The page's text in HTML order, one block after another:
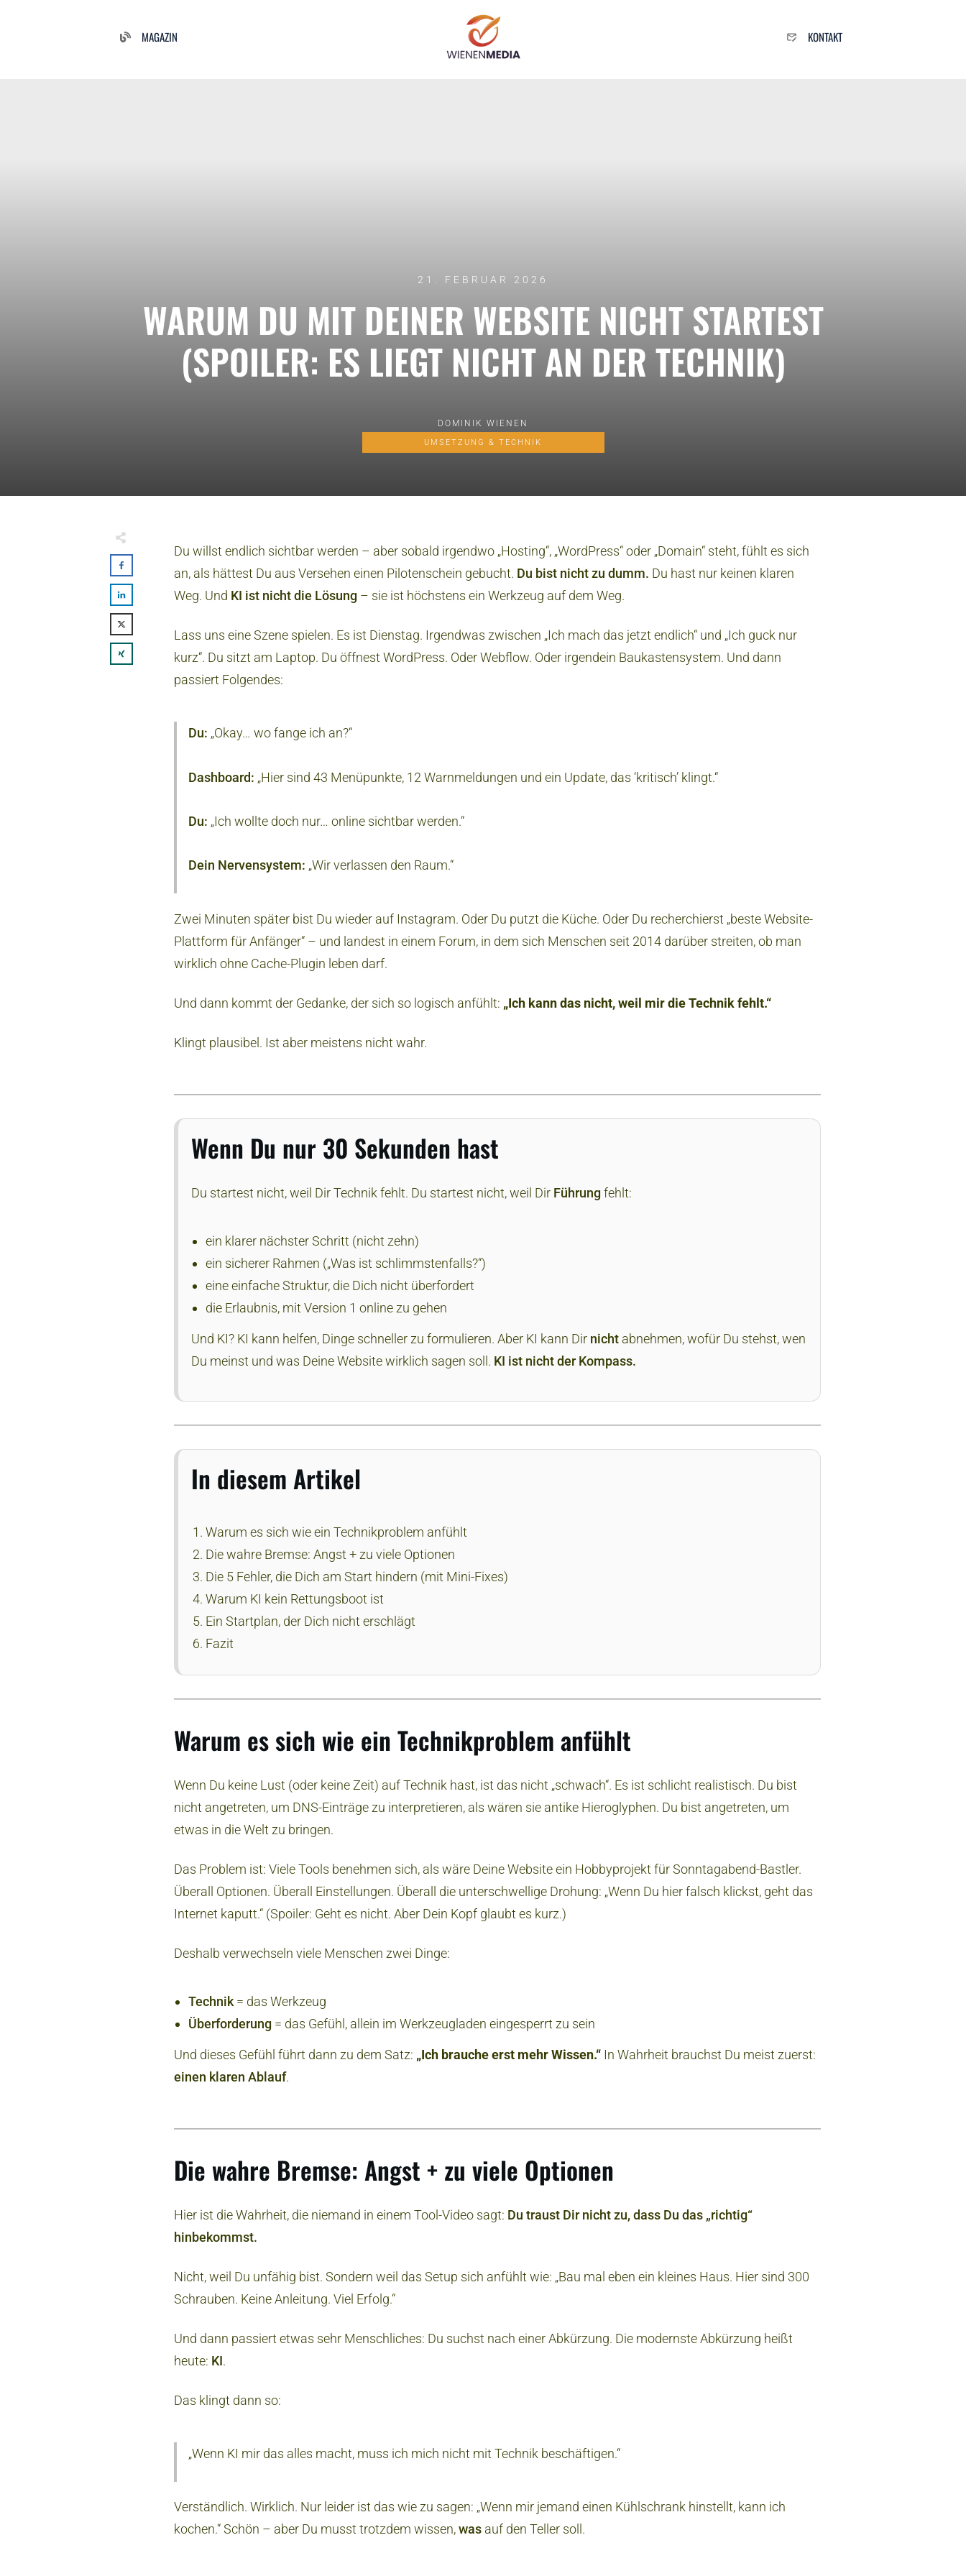
MAGAZIN KONTAKT
21. FEBRUAR 2026
WARUM DU MIT DEINER WEBSITE NICHT STARTEST
(SPOILER: ES LIEGT NICHT AN DER TECHNIK)
DOMINIK WIENEN
UMSETZUNG & TECHNIK
Du willst endlich sichtbar werden – aber sobald irgendwo „Hosting“, „WordPress“ oder „Domain“ steht, fühlt es sich
an, als hättest Du aus Versehen einen Pilotenschein gebucht. Du bist nicht zu dumm. Du hast nur keinen klaren
Weg. Und KI ist nicht die Lösung – sie ist höchstens ein Werkzeug auf dem Weg.
Lass uns eine Szene spielen. Es ist Dienstag. Irgendwas zwischen „Ich mach das jetzt endlich“ und „Ich guck nur
kurz“. Du sitzt am Laptop. Du öffnest WordPress. Oder Webflow. Oder irgendein Baukastensystem. Und dann
passiert Folgendes:
Du: „Okay… wo fange ich an?“
Dashboard: „Hier sind 43 Menüpunkte, 12 Warnmeldungen und ein Update, das ‘kritisch’ klingt.“
Du: „Ich wollte doch nur… online sichtbar werden.“
Dein Nervensystem: „Wir verlassen den Raum.“
Zwei Minuten später bist Du wieder auf Instagram. Oder Du putzt die Küche. Oder Du recherchierst „beste Website-
Plattform für Anfänger“ – und landest in einem Forum, in dem sich Menschen seit 2014 darüber streiten, ob man
wirklich ohne Cache-Plugin leben darf.
Und dann kommt der Gedanke, der sich so logisch anfühlt: „Ich kann das nicht, weil mir die Technik fehlt.“
Klingt plausibel. Ist aber meistens nicht wahr.
Wenn Du nur 30 Sekunden hast
Du startest nicht, weil Dir Technik fehlt. Du startest nicht, weil Dir Führungfehlt:
ein klarer nächster Schritt (nicht zehn)
ein sicherer Rahmen („Was ist schlimmstenfalls?“)
eine einfache Struktur, die Dich nicht überfordert
die Erlaubnis, mit Version 1 online zu gehen
Und KI? KI kann helfen, Dinge schneller zu formulieren. Aber KI kann Dir nichtabnehmen, wofür Du stehst, wen
Du meinst und was Deine Website wirklich sagen soll. KI ist nicht der Kompass.
In diesem Artikel
Warum es sich wie ein Technikproblem anfühlt
Die wahre Bremse: Angst + zu viele Optionen
Die 5 Fehler, die Dich am Start hindern (mit Mini-Fixes)
Warum KI kein Rettungsboot ist
Ein Startplan, der Dich nicht erschlägt
Fazit
Warum es sich wie ein Technikproblem anfühlt
Wenn Du keine Lust (oder keine Zeit) auf Technik hast, ist das nicht „schwach“. Es ist schlicht realistisch. Du bist
nicht angetreten, um DNS-Einträge zu interpretieren, als wären sie antike Hieroglyphen. Du bist angetreten, um
etwas in die Welt zu bringen.
Das Problem ist: Viele Tools benehmen sich, als wäre Deine Website ein Hobbyprojekt für Sonntagabend-Bastler.
Überall Optionen. Überall Einstellungen. Überall die unterschwellige Drohung: „Wenn Du hier falsch klickst, geht das
Internet kaputt.“ (Spoiler: Geht es nicht. Aber Dein Kopf glaubt es kurz.)
Deshalb verwechseln viele Menschen zwei Dinge:
Technik = das Werkzeug
Überforderung = das Gefühl, allein im Werkzeugladen eingesperrt zu sein
Und dieses Gefühl führt dann zu dem Satz: „Ich brauche erst mehr Wissen.“ In Wahrheit brauchst Du meist zuerst:
einen klaren Ablauf.
Die wahre Bremse: Angst + zu viele Optionen
Hier ist die Wahrheit, die niemand in einem Tool-Video sagt: Du traust Dir nicht zu, dass Du das „richtig“
hinbekommst.
Nicht, weil Du unfähig bist. Sondern weil das Setup sich anfühlt wie: „Bau mal eben ein kleines Haus. Hier sind 300
Schrauben. Keine Anleitung. Viel Erfolg.“
Und dann passiert etwas sehr Menschliches: Du suchst nach einer Abkürzung. Die modernste Abkürzung heißt
heute: KI.
Das klingt dann so:
„Wenn KI mir das alles macht, muss ich mich nicht mit Technik beschäftigen.“
Verständlich. Wirklich. Nur leider ist das wie zu sagen: „Wenn mir jemand einen Kühlschrank hinstellt, kann ich
kochen.“ Schön – aber Du musst trotzdem wissen,was auf den Teller soll.